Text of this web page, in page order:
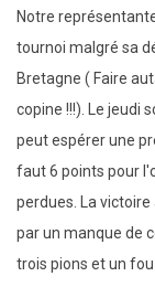
Notre
tournoi malgré sa
Bretagne ( Faire
copine !!!). Le jeudi
peut espérer une
faut 6 points pour
perdues. La
par un manque de
trois pions et un